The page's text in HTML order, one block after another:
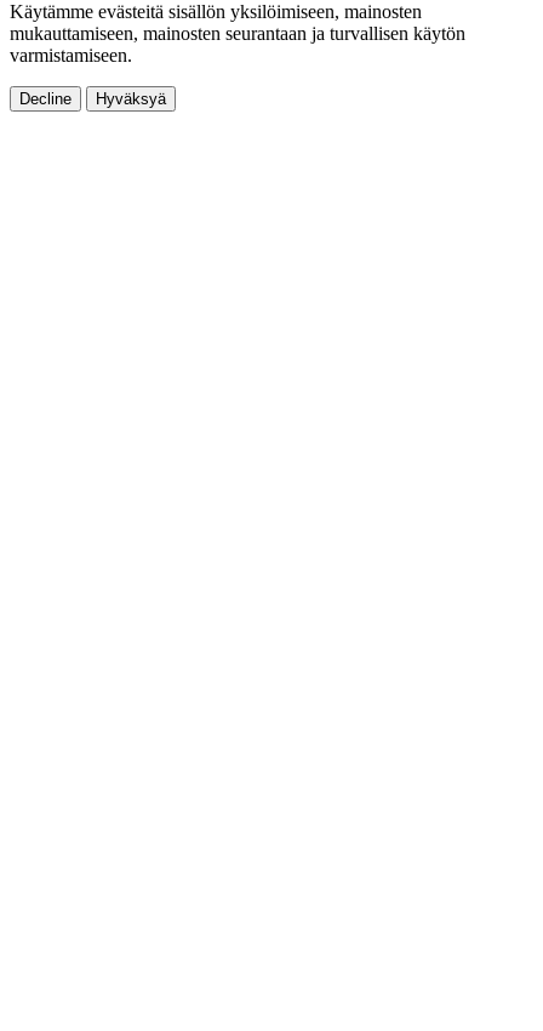
Käytämme evästeitä sisällön yksilöimiseen, mainosten
mukauttamiseen, mainosten seurantaan ja turvallisen käytön
varmistamiseen.
Decline Hyväksyä